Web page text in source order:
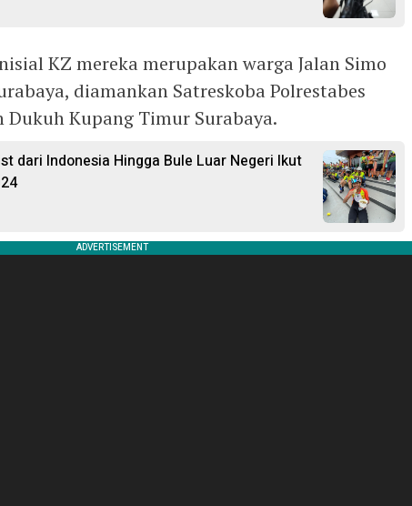
KZ mereka merupakan warga Jalan Simo
diamankan Satreskoba Polrestabes
Dukuh Kupang Timur Surabaya.
dari Indonesia Hingga Bule Luar Negeri Ikut